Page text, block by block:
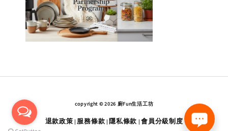
copyright © 2026 廚Fun生活工坊
退款政策 | 服務條款 | 隱私條款 |會員分級制度